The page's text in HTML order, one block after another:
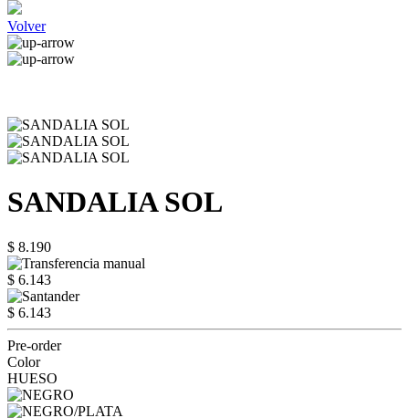
Volver
SANDALIA SOL
$ 8.190
$ 6.143
$ 6.143
Pre-order
Color
HUESO